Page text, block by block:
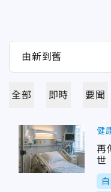
全部 即時 要聞
健
再
世